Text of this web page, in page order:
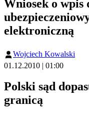
Wniosek o wpis
elektroniczną
Wojciech Kowalski
01.12.2010 | 01:00
Polski sąd
granicą